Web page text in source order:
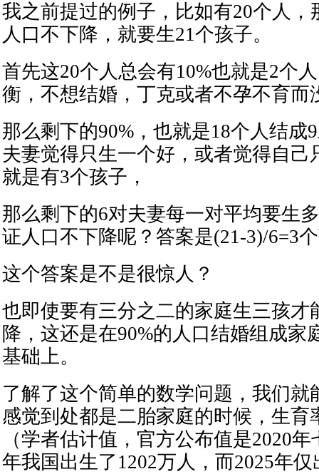
我之前提过的例子，比如有20个人，
人口不下降，就要生21个孩子。
首先这20个人总会有10%也就是2个
衡，不想结婚，丁克或者不孕不育而
那么剩下的90%，也就是18个人结成
夫妻觉得只生一个好，或者觉得自己
就是有3个孩子，
那么剩下的6对夫妻每一对平均要生
证人口不下降呢？答案是(21-3)/6=3
这个答案是不是很惊人？
也即使要有三分之二的家庭生三孩才
降，这还是在90%的人口结婚组成家
基础上。
了解了这个简单的数学问题，我们就
感觉到处都是二胎家庭的时候，生育
（学者估计值，官方公布值是2020
年我国出生了1202万人，而2025年